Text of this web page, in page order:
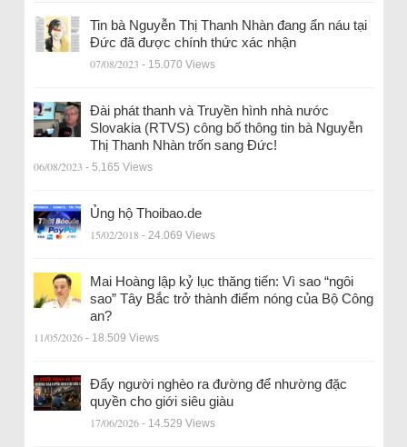
Tin bà Nguyễn Thị Thanh Nhàn đang ẩn náu tại
Đức đã được chính thức xác nhận
07/08/2023 - 15.070 Views
Đài phát thanh và Truyền hình nhà nước
Slovakia (RTVS) công bố thông tin bà Nguyễn
Thị Thanh Nhàn trốn sang Đức!
06/08/2023 - 5.165 Views
Ủng hộ Thoibao.de
15/02/2018 - 24.069 Views
Mai Hoàng lập kỷ lục thăng tiến: Vì sao “ngôi
sao” Tây Bắc trở thành điểm nóng của Bộ Công
an?
11/05/2026 - 18.509 Views
Đẩy người nghèo ra đường để nhường đặc
quyền cho giới siêu giàu
17/06/2026 - 14.529 Views